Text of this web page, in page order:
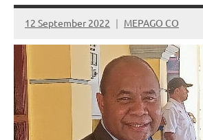
12 September 2022 MEPAGO CO
No
comments